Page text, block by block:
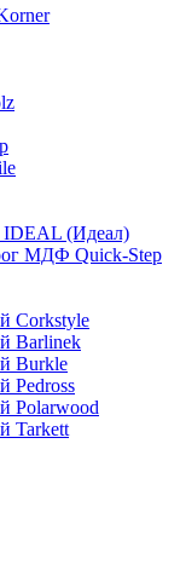
(Идеал)
МДФ Quick-Step
Corkstyle
Barlinek
Burkle
Pedross
Polarwood
Tarkett